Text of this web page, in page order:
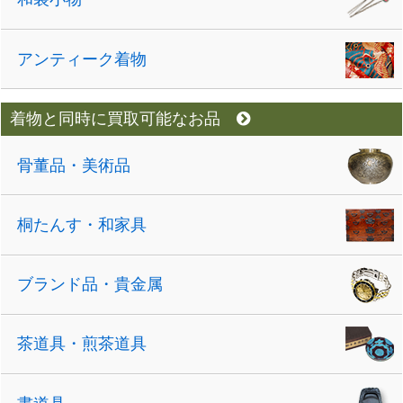
アンティーク着物
着物と同時に買取可能なお品
骨董品・美術品
桐たんす・和家具
ブランド品・貴金属
茶道具・煎茶道具